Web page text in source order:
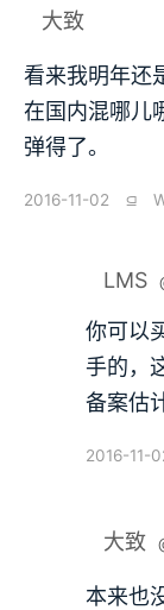
大致
看来我明年还
在国内混哪儿
弹得了。
2016-11-02 ⫑
LMS
你可以
手的，
备案估
2016-11-
大致
本来也